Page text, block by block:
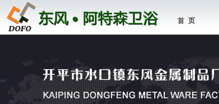
首 页